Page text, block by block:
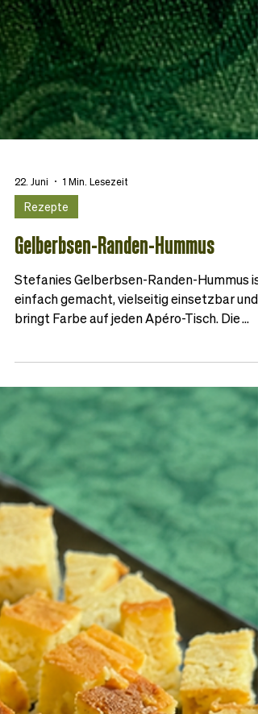
Rezepte
Gelberbsen-Randen-Hummus
Stefanies Gelberbsen-Randen-Hummus ist
einfach gemacht, vielseitig einsetzbar und
bringt Farbe auf jeden Apéro-Tisch. Die
Kombination aus Feldfreunde-Gelberbsen,
Randen, Tahin und Zitrone sorgt für eine
cremige Konsistenz und einen fein
abgestimmten Geschmack.